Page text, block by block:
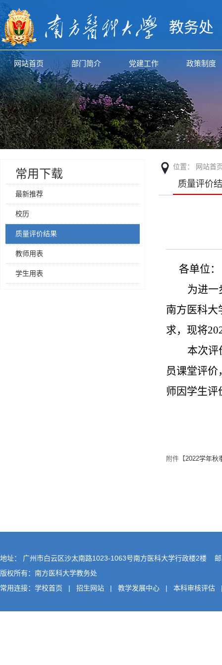
教务处
网站首页 部门简介 党建工作 政策制度
常用下载
最新推荐
校历
质量评价结果
教师用表
学生用表
位置： 网站首
质量评价
各单位：
为进一
南方医科大
求，现将
本次评
员课堂评
师因学生
附件【2022学年秋
地址： 广州市白云区沙太南路1023-1063号南方医科大学行政楼2楼
版权所有：南方医科大学教务处
常用连接： 学校首页 | 招生网站 | 教学发展中心 | 本科审核评估